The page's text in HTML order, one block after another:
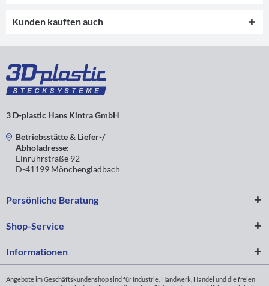
Kunden kauften auch
3 D-plastic Hans Kintra GmbH
Betriebsstätte & Liefer-/
Abholadresse:
Einruhrstraße 92
D-41199 Mönchengladbach
Persönliche Beratung
Shop-Service
Informationen
Angebote im Geschäftskundenshop sind für Industrie, Handwerk, Handel und die freien